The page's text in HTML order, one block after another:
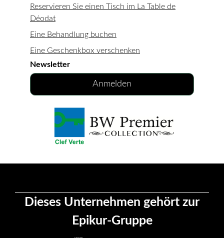
Reservieren Sie einen Tisch im La Table de
Déodat
Eine Behandlung buchen
Eine Geschenkbox verschenken
Newsletter
Anmelden
Dieses Unternehmen gehört zur
Epikur-Gruppe